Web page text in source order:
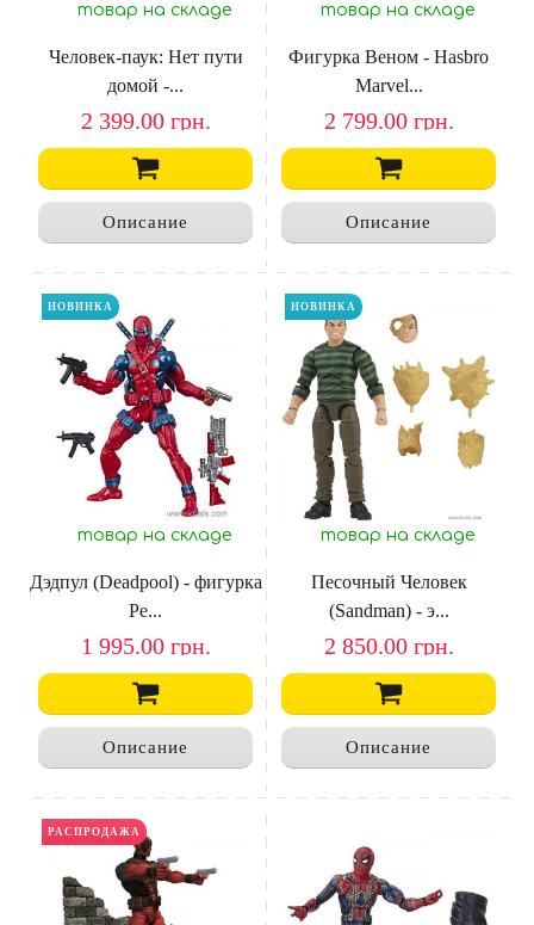
товар на складе
Человек-паук: Нет пути
домой -...
2 399.00 грн.
Описание
товар на складе
Фигурка Веном - Hasbro
Marvel...
2 799.00 грн.
Описание
НОВИНКА
товар на складе
Дэдпул (Deadpool) - фигурка
Ре...
1 995.00 грн.
Описание
НОВИНКА
товар на складе
Песочный Человек
(Sandman) - э...
2 850.00 грн.
Описание
РАСПРОДАЖА